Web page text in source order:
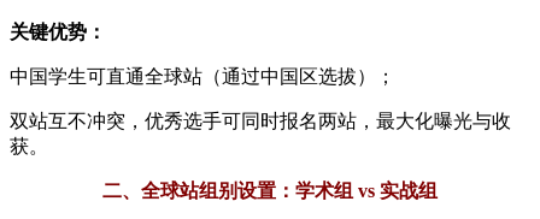
关键优势：
中国学生可直通全球站（通过中国区选拔）；
双站互不冲突，优秀选手可同时报名两站，最大化曝光与收
获。
二、全球站组别设置：学术组 vs 实战组